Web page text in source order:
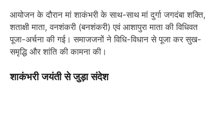
आयोजन के दौरान मां शाकंभरी के साथ-साथ मां दुर्गा जगदंबा शक्ति,
शताक्षी माता, वनशंकरी (बनशंकरी) एवं आशापुरा माता की विधिवत
पूजा-अर्चना की गई। समाजजनों ने विधि-विधान से पूजा कर सुख-
समृद्धि और शांति की कामना की।
शाकंभरी जयंती से जुड़ा संदेश